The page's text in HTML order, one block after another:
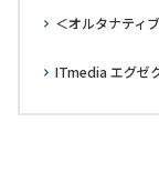
＜オルタナティ
ITmedia エグゼ